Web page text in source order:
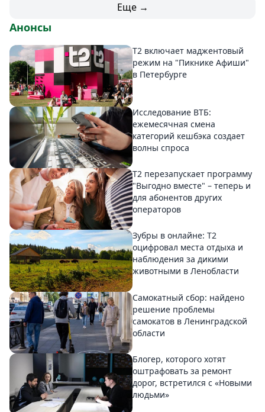
Еще →
Анонсы
Т2 включает маджентовый
режим на "Пикнике Афиши"
в Петербурге
Исследование ВТБ:
ежемесячная смена
категорий кешбэка создает
волны спроса
Т2 перезапускает программу
"Выгодно вместе" – теперь и
для абонентов других
операторов
Зубры в онлайне: Т2
оцифровал места отдыха и
наблюдения за дикими
животными в Ленобласти
Самокатный сбор: найдено
решение проблемы
самокатов в Ленинградской
области
Блогер, которого хотят
оштрафовать за ремонт
дорог, встретился с «Новыми
людьми»